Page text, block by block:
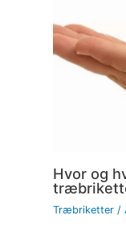
Hvor og
Træbriketter/